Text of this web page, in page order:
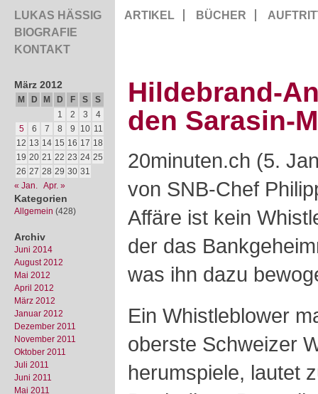
LUKAS HÄSSIG
BIOGRAFIE
KONTAKT
ARTIKEL BÜCHER
März 2012
M D M D F S
S
1
2 3
4
5
6 7 8 9 10 11
12 13 14 15 16 17 18
19 20 21 22 23 24 25
26 27 28 29 30 31
« Jan. Apr. »
Kategorien
Allgemein (428)
Archiv
Juni 2014
August 2012
Mai 2012
April 2012
März 2012
Januar 2012
Dezember 2011
November 2011
Oktober 2011
Juli 2011
Juni 2011
Mai 2011
Hildebrand-
den Sarasin-
20minuten.ch (5.
von SNB-Chef
Affäre ist kein
der das
was ihn dazu
Ein Whistleblower
oberste Schweizer
herumspiele, lautet